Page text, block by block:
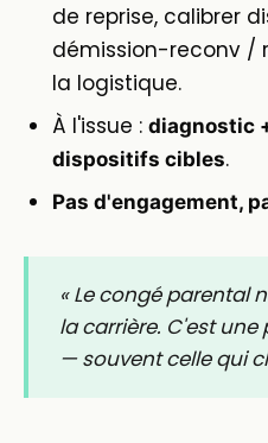
de reprise, calibrer
démission-reconv /
la logistique.
À l'issue : diagnostic
dispositifs cibles.
Pas d'engagement,
« Le congé parental
la carrière. C'est une
— souvent celle qui